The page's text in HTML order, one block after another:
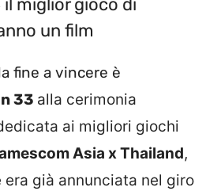
miglior gioco di
un film
fine a vincere è
33 alla cerimonia
ai migliori giochi
Asia x Thailand,
già annunciata nel giro